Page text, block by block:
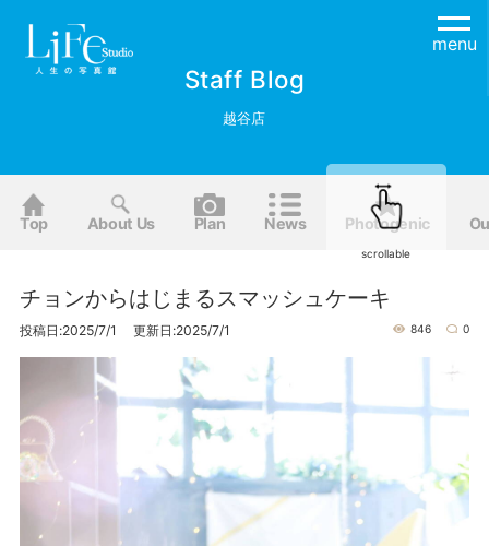
menu
Staff Blog
越谷店
Top About Us Plan News Photogenic
scrollable
チョンからはじまるスマッシュケーキ
投稿日:2025/7/1 更新日:2025/7/1 846 0